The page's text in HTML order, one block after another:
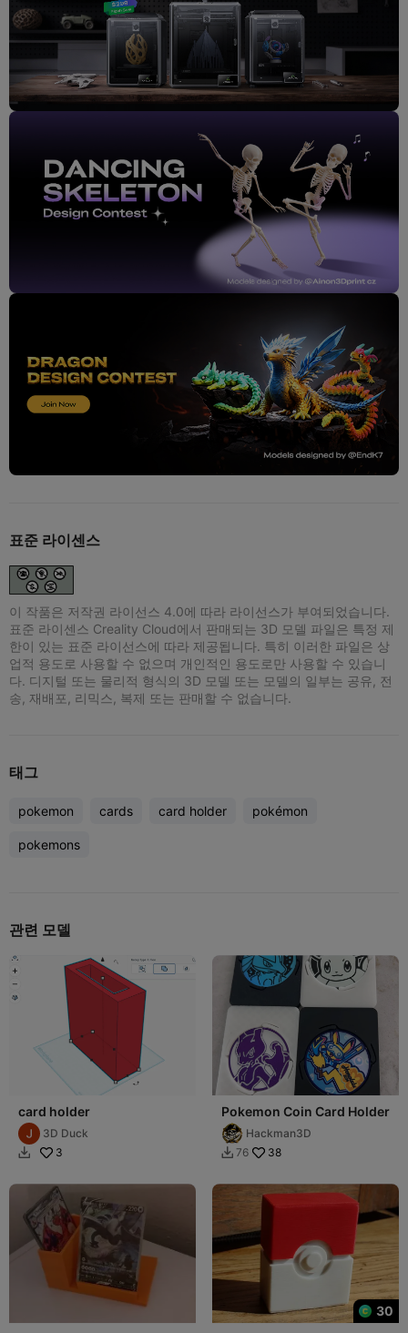
표준 라이센스
이 작품은 저작권 라이선스 4.0에 따라 라이선스가 부여되었습니다.
표준 라이센스 Creality Cloud에서 판매되는 3D 모델 파일은 특정 제
한이 있는 표준 라이선스에 따라 제공됩니다. 특히 이러한 파일은 상
업적 용도로 사용할 수 없으며 개인적인 용도로만 사용할 수 있습니
다. 디지털 또는 물리적 형식의 3D 모델 또는 모델의 일부는 공유, 전
송, 재배포, 리믹스, 복제 또는 판매할 수 없습니다.
태그
pokemon cards card holder pokémon
pokemons
관련 모델
card holder
3D Duck
 3
Pokemon Coin Card Holder
Hackman3D
 76 38
30